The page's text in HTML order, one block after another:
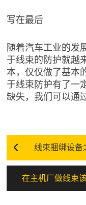
写在最后
随着汽车工业的发
于线束的防护就越
本，仅仅做了基本
于线束防护有了一
缺失，我们可以通
线束捆绑设备
在主机厂做线束